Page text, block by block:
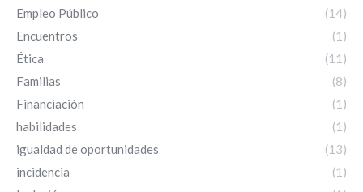
Empleo Público
(14)
Encuentros
(1)
Ética
(11)
Familias
(8)
Financiación
(1)
habilidades
(1)
igualdad de oportunidades
(13)
incidencia
(1)